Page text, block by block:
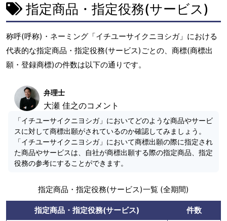
指定商品・指定役務(サービス)
称呼(呼称)・ネーミング「イチユーサイクニヨシガ」における
代表的な指定商品・指定役務(サービス)ごとの、商標(商標出
願・登録商標)の件数は以下の通りです。
弁理士
大瀬 佳之のコメント
「イチユーサイクニヨシガ」においてどのような商品やサービ
スに対して商標出願がされているのか確認してみましょう。
「イチユーサイクニヨシガ」において商標出願の際に指定され
た商品やサービスは、自社が商標出願する際の指定商品、指定
役務の参考にすることができます。
指定商品・指定役務(サービス)一覧 (全期間)
指定商品・指定役務(サービス)
件数